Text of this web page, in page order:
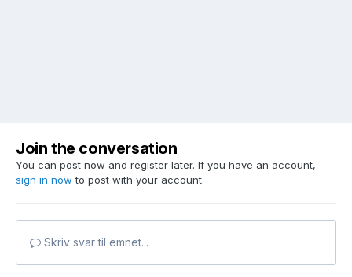
Join the conversation
You can post now and register later. If you have an account,
sign in now to post with your account.
Skriv svar til emnet...